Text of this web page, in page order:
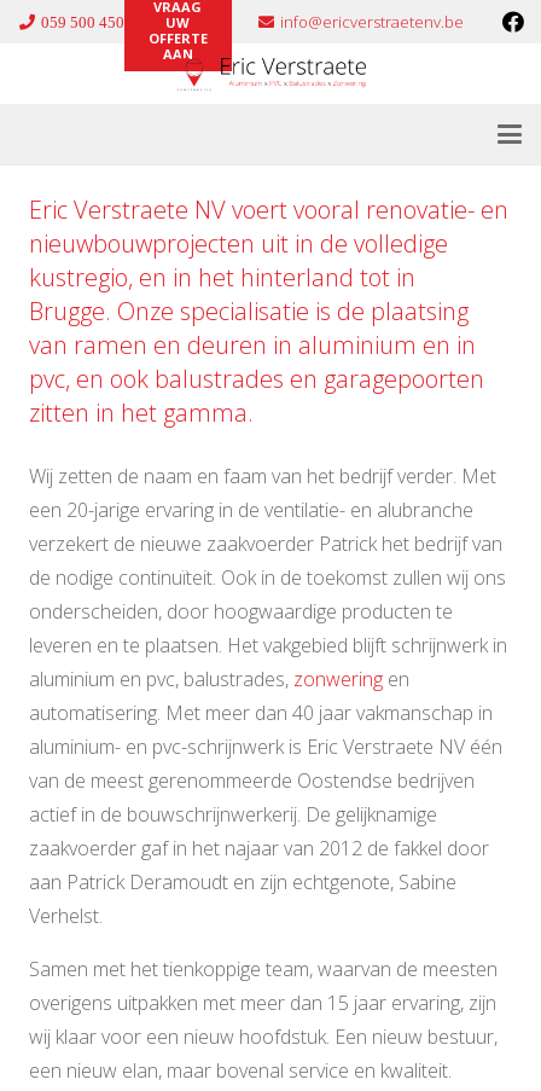
059 500 450
VRAAG
UW
OFFERTE
AAN
info@ericverstraetenv.be
Eric Verstraete NV voert vooral renovatie- en
nieuwbouwprojecten uit in de volledige
kustregio, en in het hinterland tot in
Brugge. Onze specialisatie is de plaatsing
van ramen en deuren in aluminium en in
pvc, en ook balustrades en garagepoorten
zitten in het gamma.
Wij zetten de naam en faam van het bedrijf verder. Met
een 20-jarige ervaring in de ventilatie- en alubranche
verzekert de nieuwe zaakvoerder Patrick het bedrijf van
de nodige continuïteit. Ook in de toekomst zullen wij ons
onderscheiden, door hoogwaardige producten te
leveren en te plaatsen. Het vakgebied blijft schrijnwerk in
aluminium en pvc, balustrades, zonwering en
automatisering. Met meer dan 40 jaar vakmanschap in
aluminium- en pvc-schrijnwerk is Eric Verstraete NV één
van de meest gerenommeerde Oostendse bedrijven
actief in de bouwschrijnwerkerij. De gelijknamige
zaakvoerder gaf in het najaar van 2012 de fakkel door
aan Patrick Deramoudt en zijn echtgenote, Sabine
Verhelst.
Samen met het tienkoppige team, waarvan de meesten
overigens uitpakken met meer dan 15 jaar ervaring, zijn
wij klaar voor een nieuw hoofdstuk. Een nieuw bestuur,
een nieuw elan, maar bovenal service en kwaliteit.